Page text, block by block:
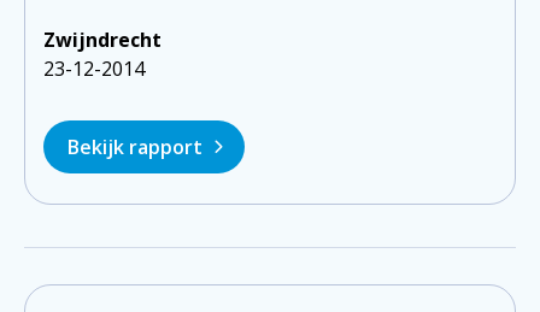
Zwijndrecht
23-12-2014
Bekijk rapport